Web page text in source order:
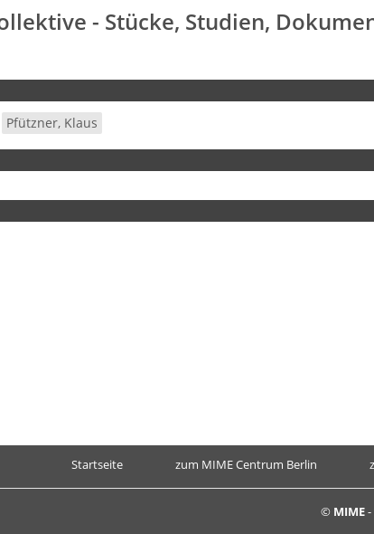
- Stücke, Studien,
Pfützner, Klaus
Startseite zum MIME Centrum Berlin
© MIME-